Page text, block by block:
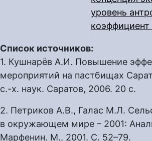
уровень
коэффициент
Список источников:
1. Кушнарёв А.И. Повышение
мероприятий на пастбищах
с.-х. наук. Саратов, 2006. 20 с.
2. Петриков А.В., Галас М.Л.
в окружающем мире – 2001:
Марфенин. М., 2001. С. 52–79.